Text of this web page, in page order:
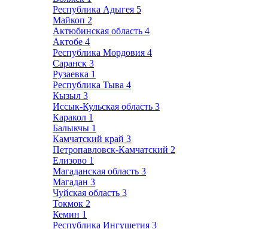
Республика Адыгея 5
Майкоп 2
Актюбинская область 4
Актобе 4
Республика Мордовия 4
Саранск 3
Рузаевка 1
Республика Тыва 4
Кызыл 3
Иссык-Кульская область 3
Каракол 1
Балыкчы 1
Камчатский край 3
Петропавловск-Камчатский 2
Елизово 1
Магаданская область 3
Магадан 3
Чуйская область 3
Токмок 2
Кемин 1
Республика Ингушетия 3